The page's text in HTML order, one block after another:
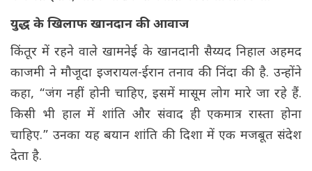
युद्ध के खिलाफ खानदान की आवाज
किंतूर में रहने वाले खामनेई के खानदानी सैय्यद निहाल अहमद
काजमी ने मौजूदा इजरायल-ईरान तनाव की निंदा की है. उन्होंने
कहा, “जंग नहीं होनी चाहिए, इसमें मासूम लोग मारे जा रहे हैं.
किसी भी हाल में शांति और संवाद ही एकमात्र रास्ता होना
चाहिए.” उनका यह बयान शांति की दिशा में एक मजबूत संदेश
देता है.